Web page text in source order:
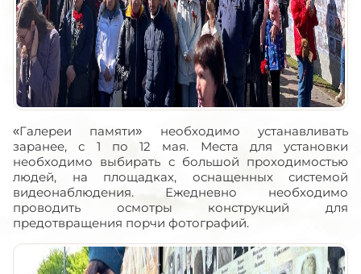
«Галереи памяти» необходимо устанавливать
заранее, с 1 по 12 мая. Места для установки
необходимо выбирать с большой проходимостью
людей, на площадках, оснащенных системой
видеонаблюдения. Ежедневно необходимо
проводить осмотры конструкций для
предотвращения порчи фотографий.